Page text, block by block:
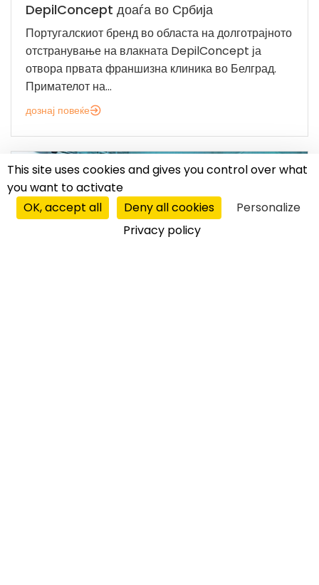
DepilConcept доаѓа во Србија
Португалскиот бренд во областа на долготрајното
отстранување на влакната DepilConcept ја
отвора првата франшизна клиника во Белград.
Примателот на...
дознај повеќе
This site uses cookies and gives you control over what
you want to activate
OK, accept all
Deny all cookies
Personalize
Privacy policy